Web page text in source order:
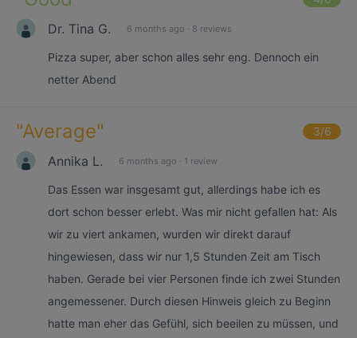
Dr. Tina G. 6 months ago · 8 reviews
Pizza super, aber schon alles sehr eng. Dennoch ein
netter Abend
"Average" 3/6
Annika L. 6 months ago · 1 review
Das Essen war insgesamt gut, allerdings habe ich es
dort schon besser erlebt. Was mir nicht gefallen hat: Als
wir zu viert ankamen, wurden wir direkt darauf
hingewiesen, dass wir nur 1,5 Stunden Zeit am Tisch
haben. Gerade bei vier Personen finde ich zwei Stunden
angemessener. Durch diesen Hinweis gleich zu Beginn
hatte man eher das Gefühl, sich beeilen zu müssen, und